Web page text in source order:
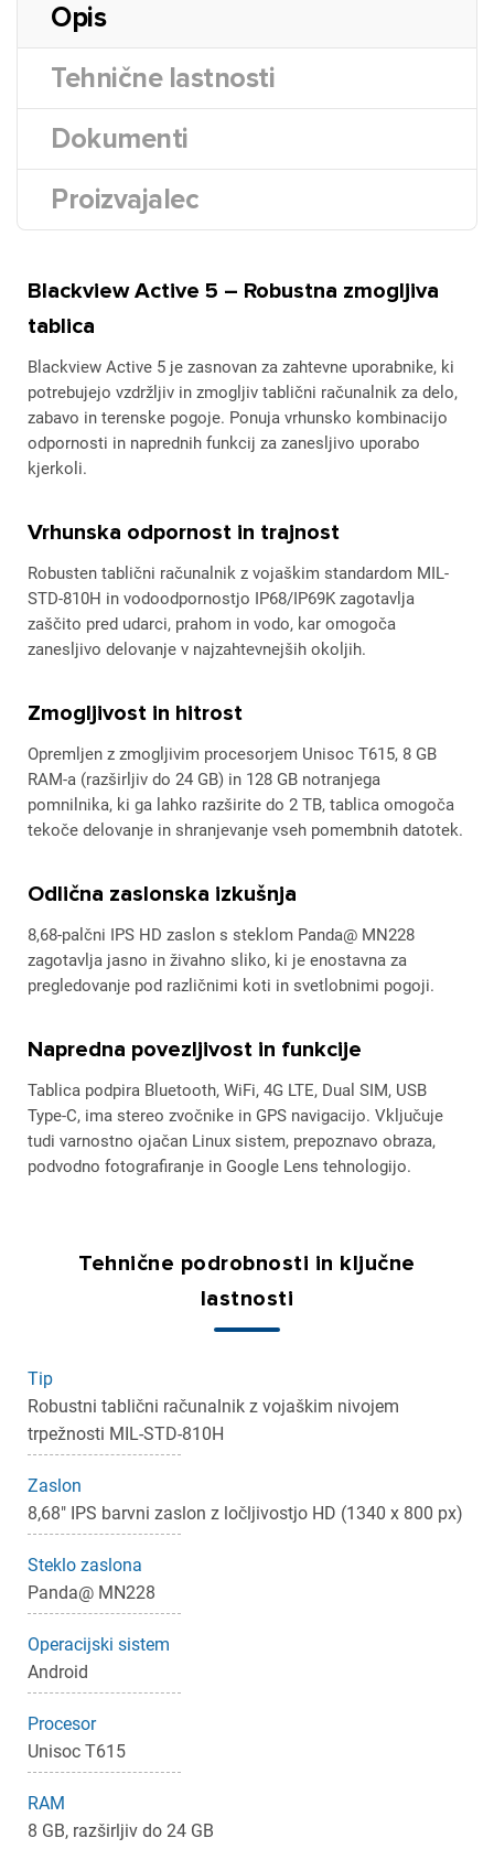
Opis
Tehnične lastnosti
Dokumenti
Proizvajalec
Blackview Active 5 – Robustna zmogljiva
tablica
Blackview Active 5 je zasnovan za zahtevne uporabnike, ki
potrebujejo vzdržljiv in zmogljiv tablični računalnik za delo,
zabavo in terenske pogoje. Ponuja vrhunsko kombinacijo
odpornosti in naprednih funkcij za zanesljivo uporabo
kjerkoli.
Vrhunska odpornost in trajnost
Robusten tablični računalnik z vojaškim standardom MIL-
STD-810H in vodoodpornostjo IP68/IP69K zagotavlja
zaščito pred udarci, prahom in vodo, kar omogoča
zanesljivo delovanje v najzahtevnejših okoljih.
Zmogljivost in hitrost
Opremljen z zmogljivim procesorjem Unisoc T615, 8 GB
RAM-a (razširljiv do 24 GB) in 128 GB notranjega
pomnilnika, ki ga lahko razširite do 2 TB, tablica omogoča
tekoče delovanje in shranjevanje vseh pomembnih datotek.
Odlična zaslonska izkušnja
8,68-palčni IPS HD zaslon s steklom Panda@ MN228
zagotavlja jasno in živahno sliko, ki je enostavna za
pregledovanje pod različnimi koti in svetlobnimi pogoji.
Napredna povezljivost in funkcije
Tablica podpira Bluetooth, WiFi, 4G LTE, Dual SIM, USB
Type-C, ima stereo zvočnike in GPS navigacijo. Vključuje
tudi varnostno ojačan Linux sistem, prepoznavo obraza,
podvodno fotografiranje in Google Lens tehnologijo.
Tehnične podrobnosti in ključne
lastnosti
Tip
Robustni tablični računalnik z vojaškim nivojem
trpežnosti MIL-STD-810H
Zaslon
8,68" IPS barvni zaslon z ločljivostjo HD (1340 x 800 px)
Steklo zaslona
Panda@ MN228
Operacijski sistem
Android
Procesor
Unisoc T615
RAM
8 GB, razširljiv do 24 GB